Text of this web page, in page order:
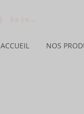
ACCUEIL NOS